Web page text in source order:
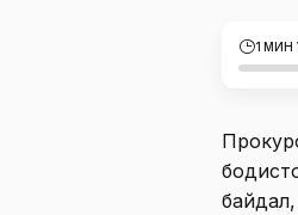
1 МИН
байдал,